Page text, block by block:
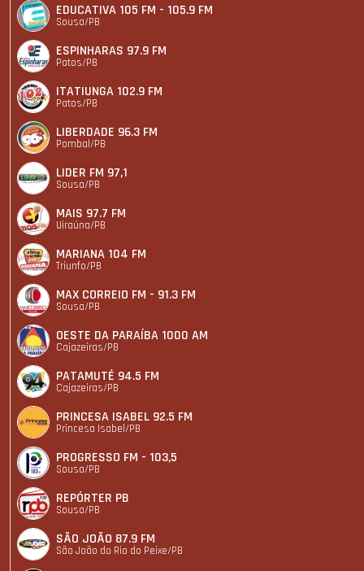
EDUCATIVA 105 FM - 105.9 FM
Sousa/PB
ESPINHARAS 97.9 FM
Patos/PB
ITATIUNGA 102.9 FM
Patos/PB
LIBERDADE 96.3 FM
Pombal/PB
LIDER FM 97,1
Sousa/PB
MAIS 97.7 FM
Uiraúna/PB
MARIANA 104 FM
Triunfo/PB
MAX CORREIO FM - 91.3 FM
Sousa/PB
OESTE DA PARAÍBA 1000 AM
Cajazeiras/PB
PATAMUTÉ 94.5 FM
Cajazeiras/PB
PRINCESA ISABEL 92.5 FM
Princesa Isabel/PB
PROGRESSO FM - 103,5
Sousa/PB
REPÓRTER PB
Sousa/PB
SÃO JOÃO 87.9 FM
São João do Rio do Peixe/PB